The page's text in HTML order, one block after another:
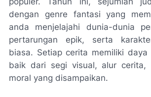
dengan genre fantasi yang
anda menjelajahi dunia-dunia
pertarungan epik, serta
biasa. Setiap cerita memiliki daya
baik dari segi visual, alur cerita,
moral yang disampaikan.